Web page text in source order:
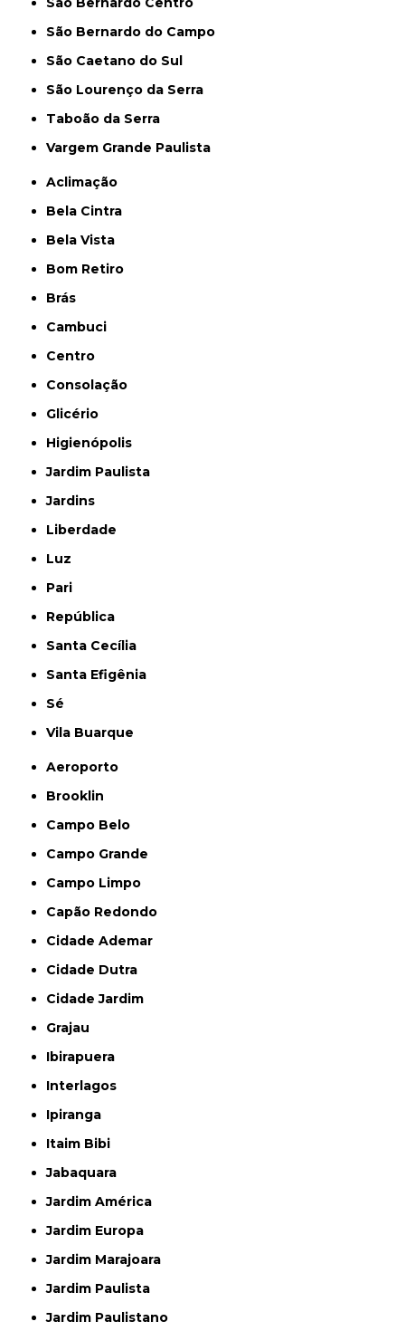
São Bernardo do Campo
São Caetano do Sul
São Lourenço da Serra
Taboão da Serra
Vargem Grande Paulista
Aclimação
Bela Cintra
Bela Vista
Bom Retiro
Brás
Cambuci
Centro
Consolação
Glicério
Higienópolis
Jardim Paulista
Jardins
Liberdade
Luz
Pari
República
Santa Cecília
Santa Efigênia
Sé
Vila Buarque
Aeroporto
Brooklin
Campo Belo
Campo Grande
Campo Limpo
Capão Redondo
Cidade Ademar
Cidade Dutra
Cidade Jardim
Grajau
Ibirapuera
Interlagos
Ipiranga
Itaim Bibi
Jabaquara
Jardim América
Jardim Europa
Jardim Marajoara
Jardim Paulista
Jardim Paulistano